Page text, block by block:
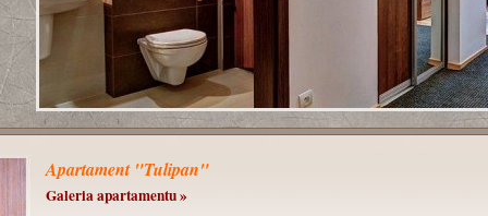
Apartament "Tulipan"
Galeria apartamentu »